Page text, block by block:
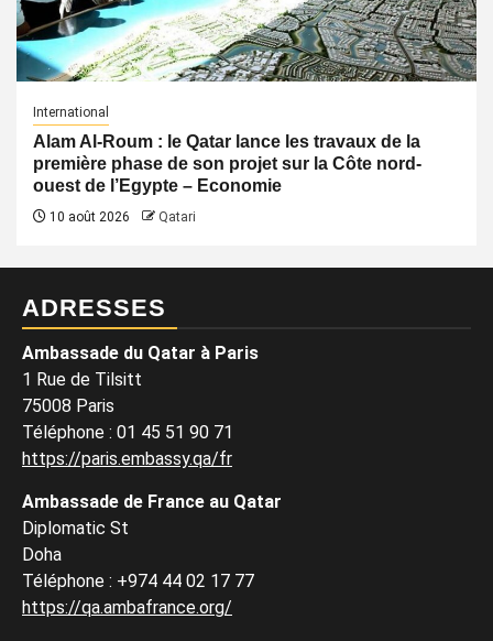
International
Alam Al-Roum : le Qatar lance les travaux de la
première phase de son projet sur la Côte nord-
ouest de l’Egypte – Economie
10 août 2026 Qatari
ADRESSES
Ambassade du Qatar à Paris
1 Rue de Tilsitt
75008 Paris
Téléphone : 01 45 51 90 71
https://paris.embassy.qa/fr
Ambassade de France au Qatar
Diplomatic St
Doha
Téléphone : +974 44 02 17 77
https://qa.ambafrance.org/